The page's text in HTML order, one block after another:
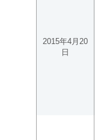
2015年4月20
日